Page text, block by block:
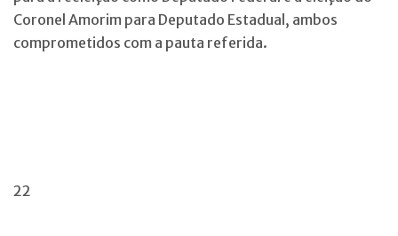
Coronel Amorim para Deputado Estadual, ambos
comprometidos com a pauta referida.
22